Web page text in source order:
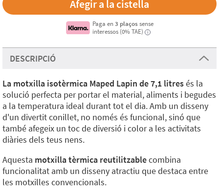
Paga en 3 plaços sense
interessos (0% TAE)
i
DESCRIPCIÓ
La motxilla isotèrmica Maped Lapin de 7,1 litresés la
solució perfecta per portar el material, aliments i begudes
a la temperatura ideal durant tot el dia. Amb un disseny
d'un divertit conillet, no només és funcional, sinó que
també afegeix un toc de diversió i color a les activitats
diàries dels teus nens.
Aquesta motxilla tèrmica reutilitzablecombina
funcionalitat amb un disseny atractiu que destaca entre
les motxilles convencionals.